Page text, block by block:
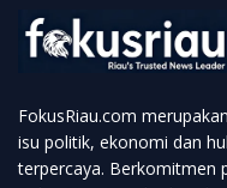
FokusRiau.com
isu politik, ekonomi dan
terpercaya. Berkomitmen